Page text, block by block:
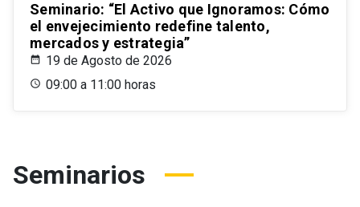
Seminario: “El Activo que Ignoramos: Cómo
el envejecimiento redefine talento,
mercados y estrategia”
19 de Agosto de 2026
09:00 a 11:00 horas
Seminarios